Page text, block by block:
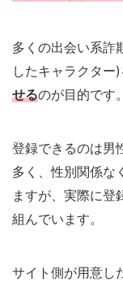
多くの出会い系詐
したキャラクター)
せるのが目的です。
登録できるのは男
多く、性別関係な
ますが、実際に登
組んでいます。
サイト側が用意し